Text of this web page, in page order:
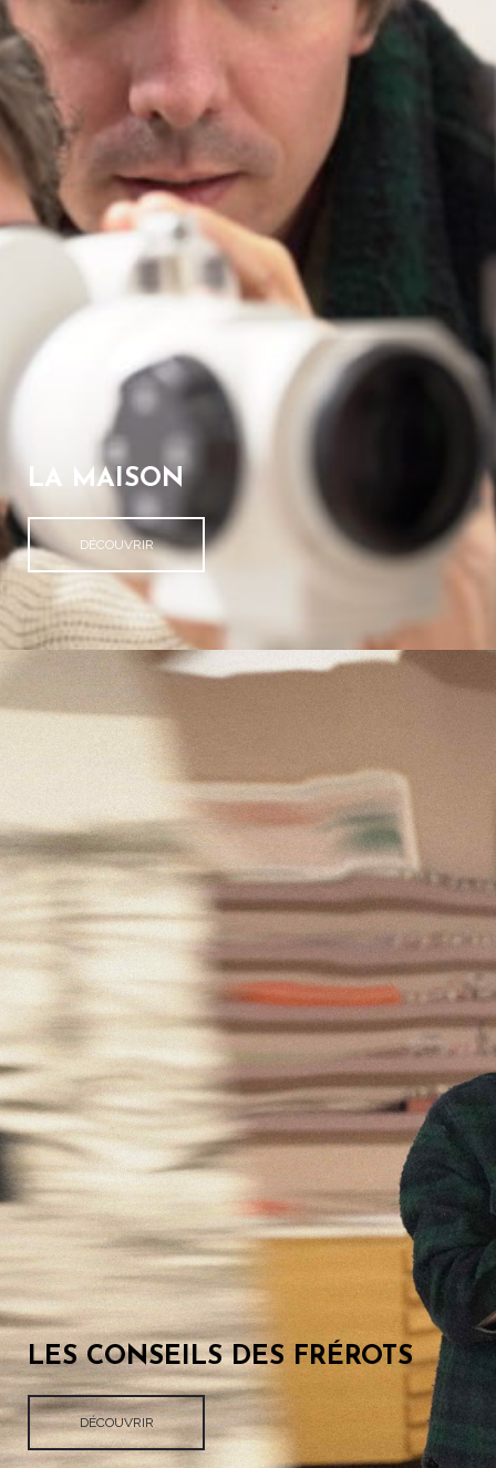
LA MAISON
DÉCOUVRIR
LES CONSEILS DES FRÉROTS
DÉCOUVRIR